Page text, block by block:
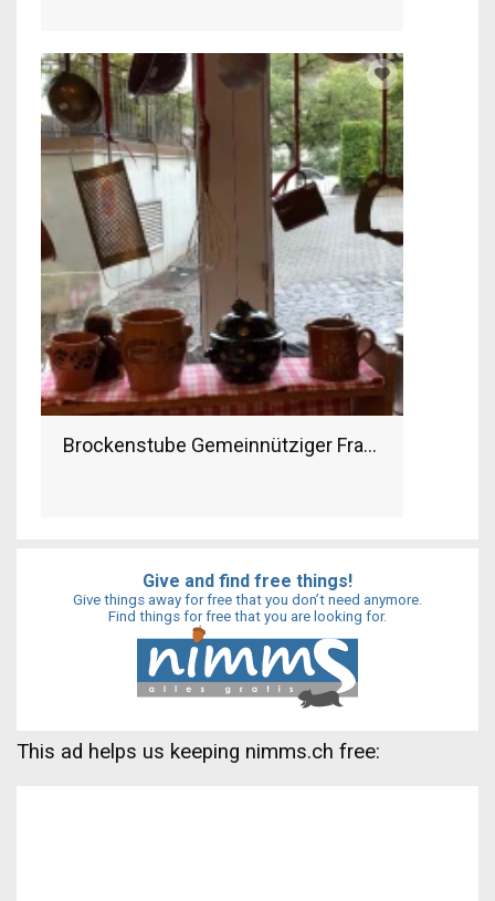
Brockenstube Gemeinnütziger Frauenverein
Give and find free things!
Give things away for free that you don’t need anymore.
Find things for free that you are looking for.
This ad helps us keeping nimms.ch free: